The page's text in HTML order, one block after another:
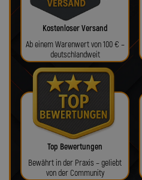
Kostenloser Versand
Ab einem Warenwert von 100 € –
deutschlandweit
Top Bewertungen
Bewährt in der Praxis – geliebt
von der Community